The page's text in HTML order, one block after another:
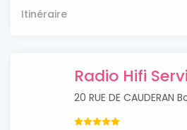
Itinéraire
Radio Hifi
20 RUE DE CAUDERAN